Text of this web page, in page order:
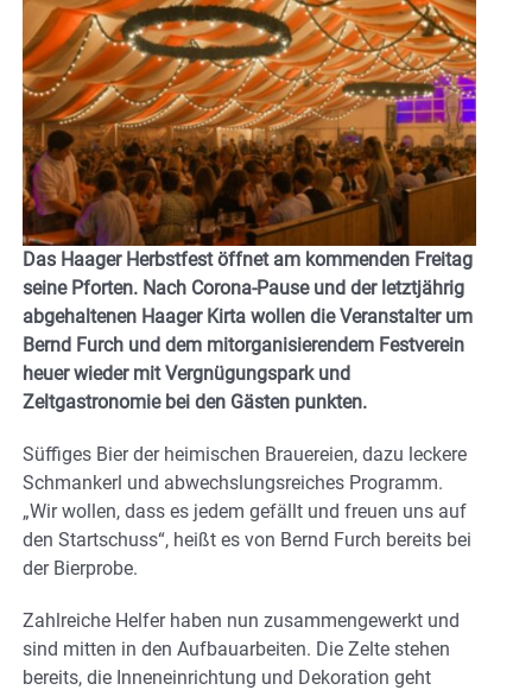
Das Haager Herbstfest öffnet am kommenden Freitag
seine Pforten. Nach Corona-Pause und der letztjährig
abgehaltenen Haager Kirta wollen die Veranstalter um
Bernd Furch und dem mitorganisierendem Festverein
heuer wieder mit Vergnügungspark und
Zeltgastronomie bei den Gästen punkten.
Süffiges Bier der heimischen Brauereien, dazu leckere
Schmankerl und abwechslungsreiches Programm.
„Wir wollen, dass es jedem gefällt und freuen uns auf
den Startschuss“, heißt es von Bernd Furch bereits bei
der Bierprobe.
Zahlreiche Helfer haben nun zusammengewerkt und
sind mitten in den Aufbauarbeiten. Die Zelte stehen
bereits, die Inneneinrichtung und Dekoration geht